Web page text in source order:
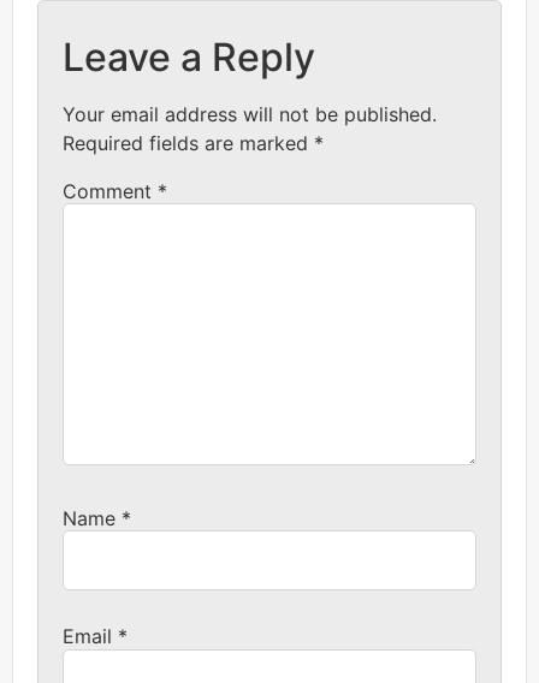
Leave a Reply
Your email address will not be published.
Required fields are marked *
Comment *
Name *
Email *